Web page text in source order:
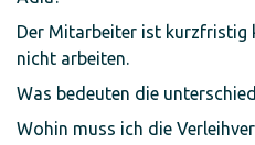
Der Mitarbeiter ist kurzfristig
nicht arbeiten.
Was bedeuten die
Wohin muss ich die